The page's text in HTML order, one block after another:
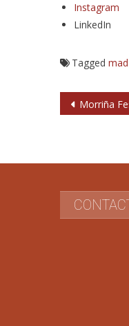
Instagram
LinkedIn
Tagged
Morriña Fest 2022, en